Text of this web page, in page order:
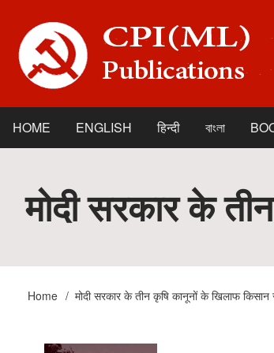
main
content
Main
navigation
HOME ENGLISH हिन्दी বাংলা
मोदी सरकार के
Breadcrumb
Home मोदी सरकार के तीन कृषि कानूनों के खिलाफ किसान